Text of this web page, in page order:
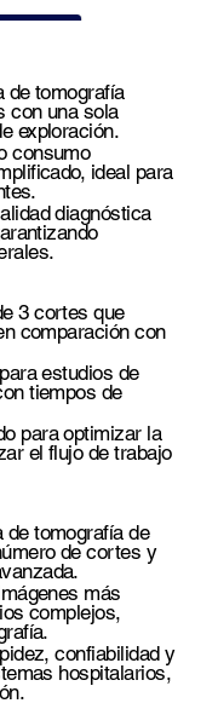
de tomografía
con una sola
exploración.
consumo
ideal para
diagnóstica
3 cortes que
comparación con
estudios de
tiempos de
para optimizar la
el flujo de trabajo
de tomografía de
de cortes y
más
complejos,
confiabilidad y
hospitalarios,